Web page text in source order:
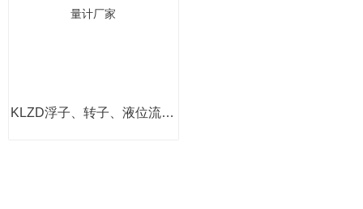
KLZD浮子、转子、液位流量计厂家